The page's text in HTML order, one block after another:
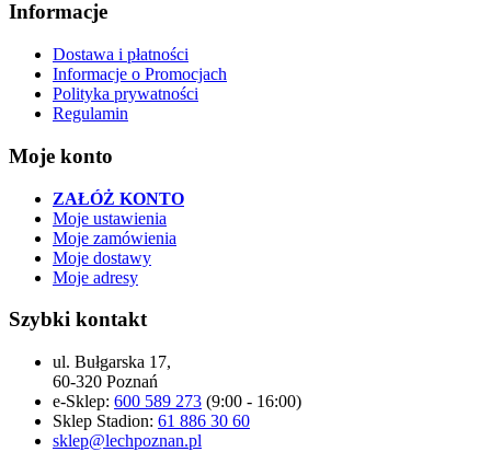
Informacje
Dostawa i płatności
Informacje o Promocjach
Polityka prywatności
Regulamin
Moje konto
ZAŁÓŻ KONTO
Moje ustawienia
Moje zamówienia
Moje dostawy
Moje adresy
Szybki kontakt
ul. Bułgarska 17,
60-320 Poznań
e-Sklep: 600 589 273 (9:00 - 16:00)
Sklep Stadion: 61 886 30 60
sklep@lechpoznan.pl